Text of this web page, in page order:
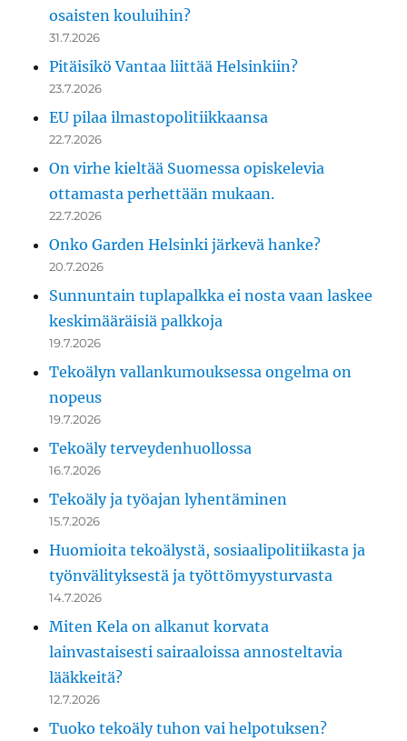
osaisten kouluihin?
31.7.2026
Pitäisikö Vantaa liittää Helsinkiin?
23.7.2026
EU pilaa ilmastopolitiikkaansa
22.7.2026
On virhe kieltää Suomessa opiskelevia
ottamasta perhettään mukaan.
22.7.2026
Onko Garden Helsinki järkevä hanke?
20.7.2026
Sunnuntain tuplapalkka ei nosta vaan laskee
keskimääräisiä palkkoja
19.7.2026
Tekoälyn vallankumouksessa ongelma on
nopeus
19.7.2026
Tekoäly terveydenhuollossa
16.7.2026
Tekoäly ja työajan lyhentäminen
15.7.2026
Huomioita tekoälystä, sosiaalipolitiikasta ja
työnvälityksestä ja työttömyysturvasta
14.7.2026
Miten Kela on alkanut korvata
lainvastaisesti sairaaloissa annosteltavia
lääkkeitä?
12.7.2026
Tuoko tekoäly tuhon vai helpotuksen?